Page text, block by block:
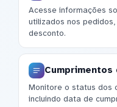
Acesse informações
utilizados nos
desconto.
Cumprimentos
Monitore o status dos
incluindo data de